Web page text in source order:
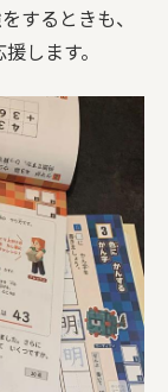
するときも、
します。